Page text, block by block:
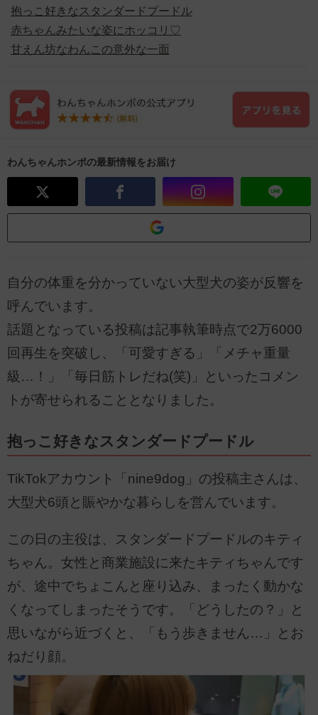
抱っこ好きなスタンダードプードル
赤ちゃんみたいな姿にホッコリ♡
甘えん坊なわんこの意外な一面
わんちゃんホンポの最新情報をお届け
自分の体重を分かっていない大型犬の姿が反響を
呼んでいます。
話題となっている投稿は記事執筆時点で2万6000
回再生を突破し、「可愛すぎる」「メチャ重量
級…！」「毎日筋トレだね(笑)」といったコメン
トが寄せられることとなりました。
抱っこ好きなスタンダードプードル
TikTokアカウント「nine9dog」の投稿主さんは、
大型犬6頭と賑やかな暮らしを営んでいます。
この日の主役は、スタンダードプードルのキティ
ちゃん。女性と商業施設に来たキティちゃんです
が、途中でちょこんと座り込み、まったく動かな
くなってしまったそうです。「どうしたの？」と
思いながら近づくと、「もう歩きません…」とお
ねだり顔。